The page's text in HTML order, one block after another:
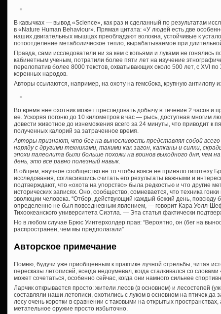
В кавычках — вывод «Science», как раз и сделанный по результатам
в «Nature Human Behaviour». Прямая цитата: «У людей есть две
наших двигательных мышцах преобладают волокна, устойчивые к
потоотделение метаболическое тепло, вырабатываемое при
Правда, сами исследователи ни за кем с копьями и луками не гонялись
кабинетным ученым, потратили более пяти лет на изучение
перелопатив более 8000 текстов, охватывающих около 500 лет, с XVI
коренных народов.
Авторы ссылаются, например, на охоту на гемсбока, крупную антилопу
Во время нее охотник может преследовать добычу в течение 2 часов и
ее. Ускоряя погоню до 10 километров в час — рысь, доступная многим
довести животное до изнеможения всего за 24 минуты, что приводит к
полученных калорий за затраченное время.
Авторы признают, что бег на выносливость представлял собой
наряду с другими техниками, такими как загон, капканы и силки,
эпохи палеолита были больше похожи на воинов выходного дня, чем
день, это все равно полезный навык.
В общем, научное сообщество не то чтобы вовсе не приняло гипотезу
исследования, согласившись считать его результаты важными и
подтверждают, что «охота на упорство» была редкостью и что другие
исторических записях. Оно, сообщество, сомневается, что техника
эволюции человека. “Отбор, действующий каждый божий день, повсюду
определенно не был повседневным явлением, — говорит Кара Уолл-
Тихоокеанского университета Сиэтла. — Эта статья фактически
Но в любом случае Брюс Уинтерхолдер прав: “Вероятно, он (бег на
распространен, чем мы предполагали”
Авторское примечание
Помню, будучи уже приобщенным к практике лучной стрельбы, читая
пересказы летописей, всегда недоумевал, когда сталкивался со
может сочетаться, особенно сейчас, когда они намного сильнее
Ларчик открывается просто: жители лесов (в основном) и лесостепей
составляли наши летописи, охотились с луком в основном на птичек да
лесу очень коротки в сравнении с таковыми на открытых
метательное оружие просто избыточно.